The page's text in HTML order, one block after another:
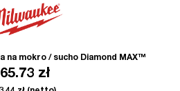
na mokro / sucho Diamond MAX™
65.73 zł